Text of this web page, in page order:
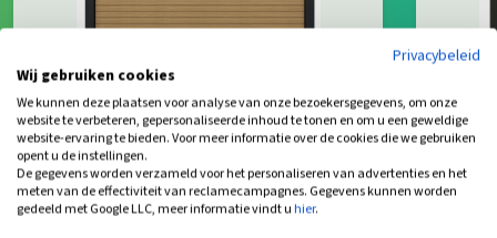
Composiet Schutting Red Cedar
Triple
Levertijd: 4-8 werkdagen
285,00 Bekijk
Triple
Privacybeleid
Wij gebruiken cookies
We kunnen deze plaatsen voor analyse van onze bezoekersgegevens, om onze
website te verbeteren, gepersonaliseerde inhoud te tonen en om u een geweldige
website-ervaring te bieden. Voor meer informatie over de cookies die we gebruiken
opent u de instellingen.
De gegevens worden verzameld voor het personaliseren van advertenties en het
meten van de effectiviteit van reclamecampagnes. Gegevens kunnen worden
gedeeld met Google LLC, meer informatie vindt uhier.